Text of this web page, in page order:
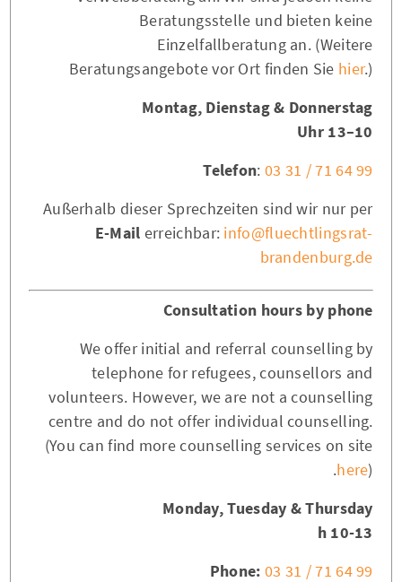
Beratungsstelle und bieten keine
Einzelfallberatung an. (Weitere
Beratungsangebote vor Ort finden Sie hier.)
Montag, Dienstag & Donnerstag
10–13 Uhr
Telefon: 03 31 / 71 64 99
Außerhalb dieser Sprechzeiten sind wir nur per
E-Mail erreichbar: info@fluechtlingsrat-
brandenburg.de
Consultation hours by phone
We offer initial and referral counselling by
telephone for refugees, counsellors and
volunteers. However, we are not a counselling
centre and do not offer individual counselling.
(You can find more counselling services on site
here).
Monday, Tuesday & Thursday
10-13 h
Phone: 03 31 / 71 64 99